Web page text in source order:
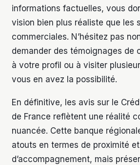
informations factuelles, vous
vision bien plus réaliste que les
commerciales. N’hésitez pas
demander des témoignages de
à votre profil ou à visiter
vous en avez la possibilité.
En définitive, les avis sur le
de France reflètent une réalité
nuancée. Cette banque
atouts en termes de proximité et
d’accompagnement, mais